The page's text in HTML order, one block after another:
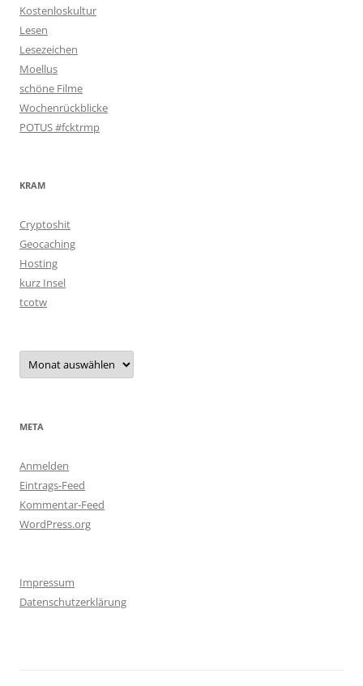
Kostenloskultur
Lesen
Lesezeichen
Moellus
schöne Filme
Wochenrückblicke
POTUS #fcktrmp
KRAM
Cryptoshit
Geocaching
Hosting
kurz Insel
tcotw
Archiv
META
Anmelden
Eintrags-Feed
Kommentar-Feed
WordPress.org
Impressum
Datenschutzerklärung